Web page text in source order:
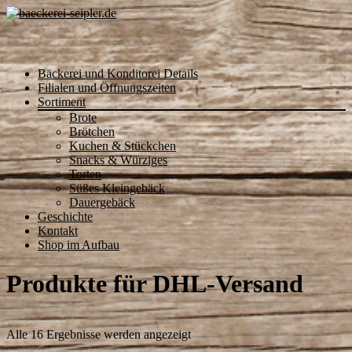
Skip
to
content
Bäckerei und Konditorei Details
Filialen und Öffnungszeiten
Sortiment
Brote
Brötchen
Kuchen & Stückchen
Snacks & Würziges
Torten
Süßes Kleingebäck
Dauergebäck
Geschichte
Kontakt
Shop im Aufbau
Produkte für DHL-Versand
Alle 16 Ergebnisse werden angezeigtNach
Preis